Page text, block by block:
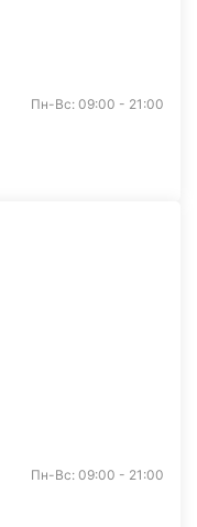
Пн-Вс: 09:00 - 21:00
Пн-Вс: 09:00 - 21:00